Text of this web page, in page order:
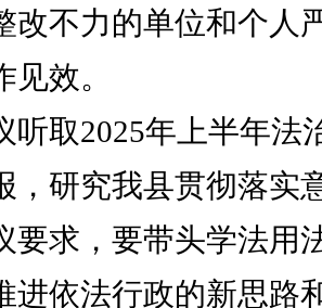
改不力的单位和个人
效。
取2025年上半年法
，研究我县贯彻落实
求，要带头学法用
进依法行政的新思路